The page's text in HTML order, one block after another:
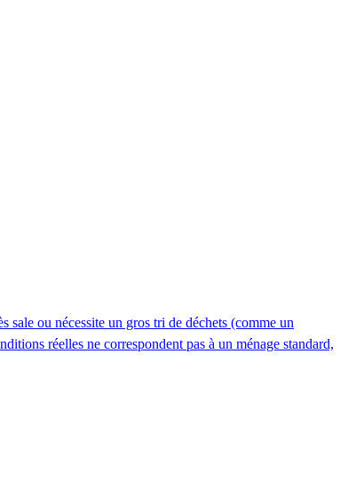
ou nécessite un gros tri de déchets (comme un
réelles ne correspondent pas à un ménage standard,